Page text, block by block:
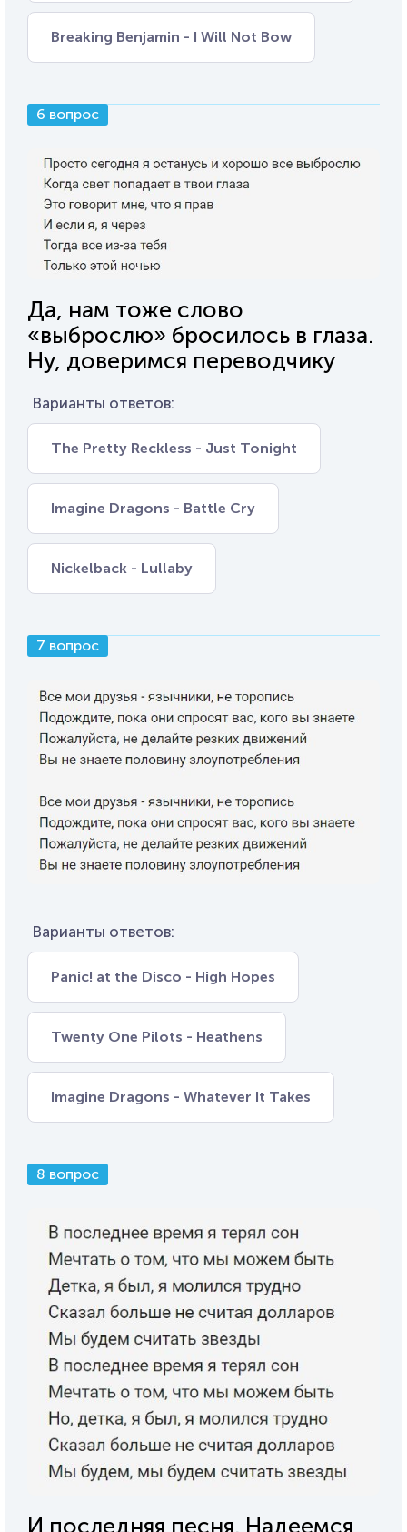
Breaking Benjamin - I Will Not Bow
6 вопрос
Да, нам тоже слово
«выброслю» бросилось в глаза.
Ну, доверимся переводчику
Варианты ответов:
The Pretty Reckless - Just Tonight
Imagine Dragons - Battle Cry
Nickelback - Lullaby
7 вопрос
Варианты ответов:
Panic! at the Disco - High Hopes
Twenty One Pilots - Heathens
Imagine Dragons - Whatever It Takes
8 вопрос